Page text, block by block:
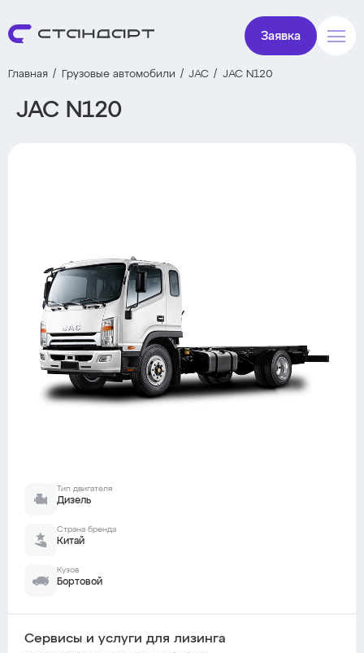
Заявка
Главная Грузовые автомобили JAC JAC N120
JAC N120
Тип двигателя
Дизель
Страна бренда
Китай
Кузов
Бортовой
Сервисы и услуги для лизинга